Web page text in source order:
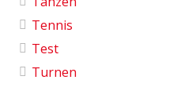
Tennis
Test
Turnen